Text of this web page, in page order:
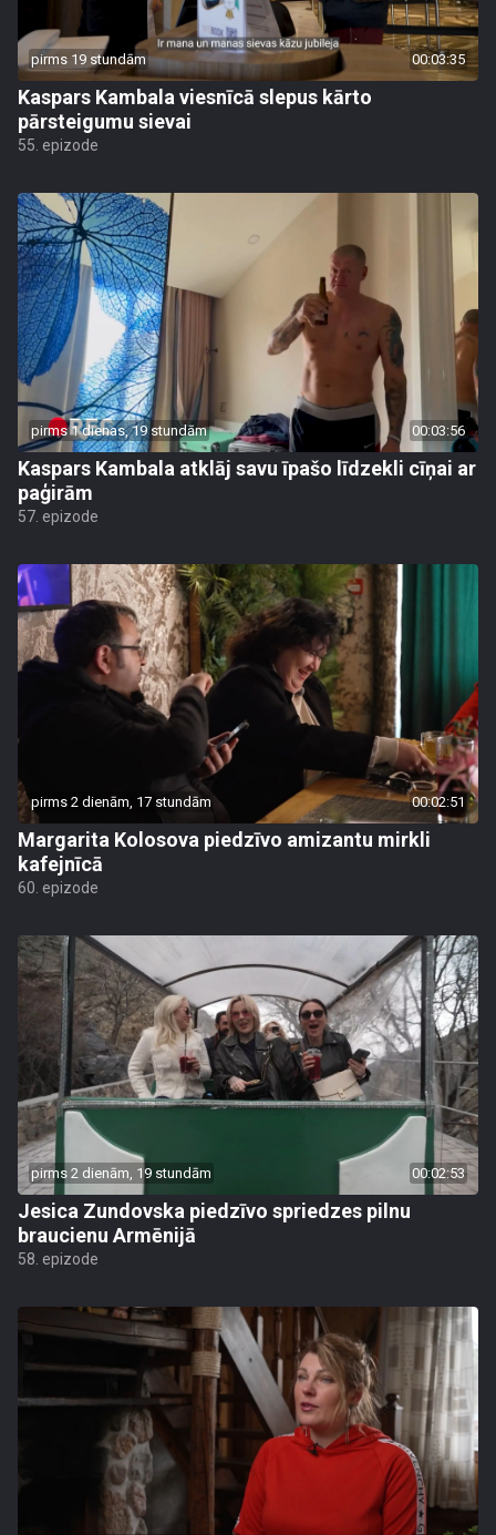
pirms 19 stundām 00:03:35
Kaspars Kambala viesnīcā slepus kārto
pārsteigumu sievai
55. epizode
pirms 1 dienas, 19 stundām 00:03:56
Kaspars Kambala atklāj savu īpašo līdzekli cīņai ar
paģirām
57. epizode
pirms 2 dienām, 17 stundām 00:02:51
Margarita Kolosova piedzīvo amizantu mirkli
kafejnīcā
60. epizode
pirms 2 dienām, 19 stundām 00:02:53
Jesica Zundovska piedzīvo spriedzes pilnu
braucienu Armēnijā
58. epizode